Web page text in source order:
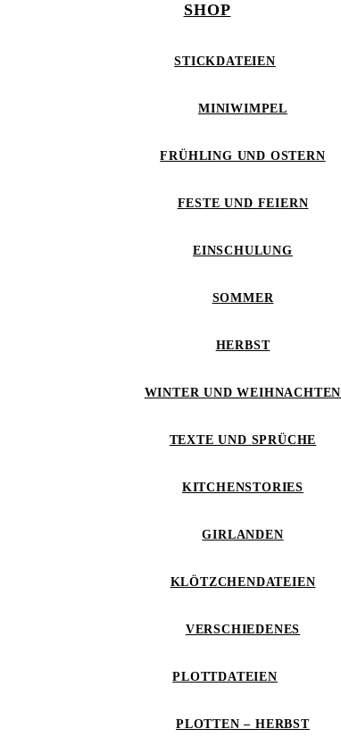
SHOP
STICKDATEIEN
MINIWIMPEL
FRÜHLING UND OSTERN
FESTE UND FEIERN
EINSCHULUNG
SOMMER
HERBST
WINTER UND WEIHNACHTEN
TEXTE UND SPRÜCHE
KITCHENSTORIES
GIRLANDEN
KLÖTZCHENDATEIEN
VERSCHIEDENES
PLOTTDATEIEN
PLOTTEN – HERBST